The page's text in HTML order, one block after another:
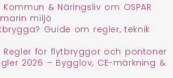
& Näringsliv om OSPAR
miljö
Guide om regler, teknik
Regler för flytbryggor och pontoner
2026 – Bygglov, CE-märkning &